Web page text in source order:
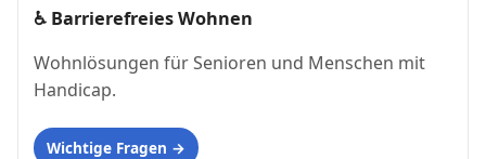
♿ Barrierefreies Wohnen
Wohnlösungen für Senioren und Menschen mit
Handicap.
Wichtige Fragen